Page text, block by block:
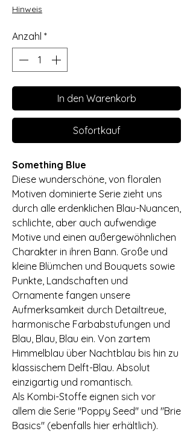
Hinweis
Anzahl *
In den Warenkorb
Sofortkauf
Something Blue
Diese wunderschöne, von floralen
Motiven dominierte Serie zieht uns
durch alle erdenklichen Blau-Nuancen,
schlichte, aber auch aufwendige
Motive und einen außergewöhnlichen
Charakter in ihren Bann. Große und
kleine Blümchen und Bouquets sowie
Punkte, Landschaften und
Ornamente fangen unsere
Aufmerksamkeit durch Detailtreue,
harmonische Farbabstufungen und
Blau, Blau, Blau ein. Von zartem
Himmelblau über Nachtblau bis hin zu
klassischem Delft-Blau. Absolut
einzigartig und romantisch.
Als Kombi-Stoffe eignen sich vor
allem die Serie "Poppy Seed" und "Brie
Basics" (ebenfalls hier erhältlich).